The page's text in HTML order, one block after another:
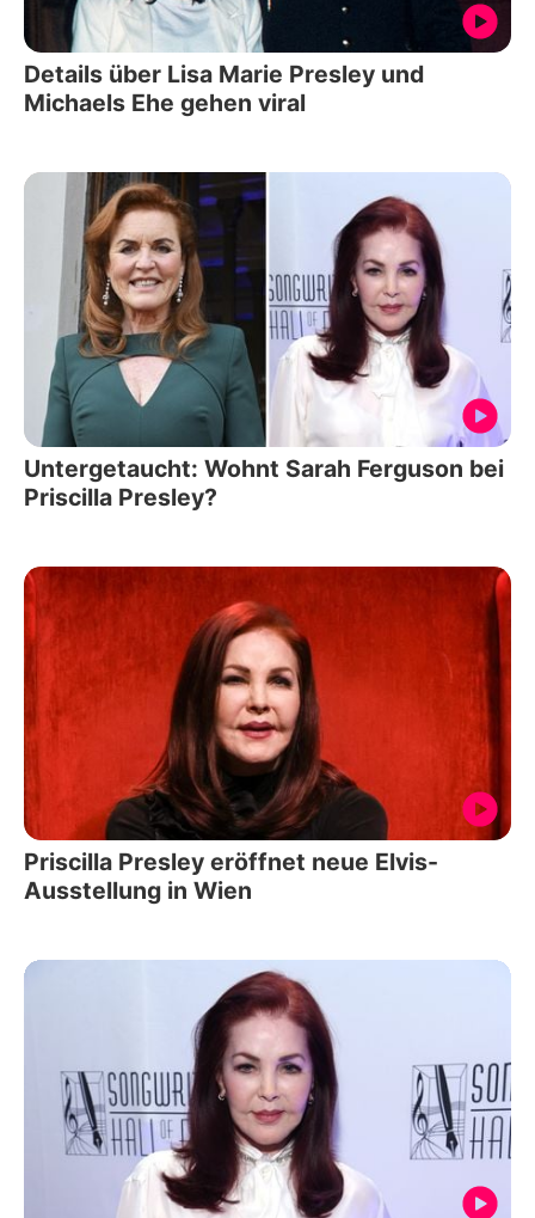
Details über Lisa Marie Presley und
Michaels Ehe gehen viral
Untergetaucht: Wohnt Sarah Ferguson bei
Priscilla Presley?
Priscilla Presley eröffnet neue Elvis-
Ausstellung in Wien